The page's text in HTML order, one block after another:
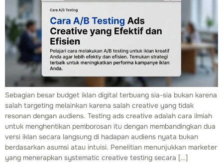
Sebagian besar budget iklan digital terbuang sia-sia bukan karena
salah targeting melainkan karena salah creative yang tidak
resonan dengan audiens. Testing ads creative adalah cara ilmiah
untuk menghentikan pemborosan itu dengan membandingkan dua
versi iklan secara langsung di hadapan audiens nyata bukan
berdasarkan asumsi atau intuisi. Penelitian menunjukkan marketer
yang menerapkan systematic creative testing secara […]